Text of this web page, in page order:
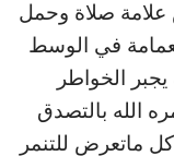
علامة صلاة وحمل
في الوسط
الخواطر
الله بالتصدق
ماتعرض للتنمر